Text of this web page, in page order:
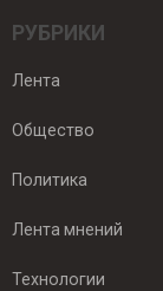
РУБРИКИ
Лента
Общество
Политика
Лента мнений
Технологии